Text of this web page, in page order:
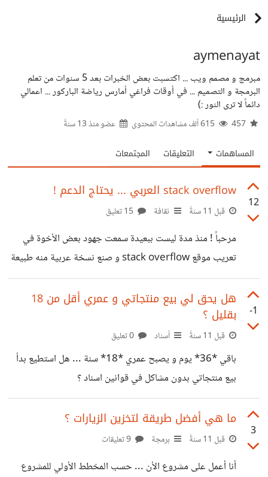
الرئيسية
aymenayat
مبرمج و مصمم ويب ... اكتسبت بعض الخبرات بعد 5 سنوات من تعلم
البرمجة و التصميم ... في أوقات فراغي أمارس رياضة الباركور ... اعمالي
دائماً لا ترى النور :)
عضو منذ13 سنةً
المساهمات التعليقات المجتمعات
12
stack overflow العربي ... يحتاج الدعم !
قبل 11 سنةً ثقافة
مرحباً ! منذ مدة ليست ببعيدة سمعت جهود بعض الأخوة في
تعريب موقع stack overflow و صنع نسخة عربية منه طبيعة
و لكن سمعت أن سلبياتها أكثر من ايجابياتها . كنت معارضاً على
فكرة الترجمة و لم أريد أن أكون سلبي فقررت بداية طريقي نحو
بناء مشروع مشابه عربي ... و بعد عمل شبه متواصل قمت
المشروع . لكن أيقنت منذ أيام قليلا انني لا استطيع جعل
المشروع يرى
-1
هل يحق لي بيع منتجاتي و عمري أقل من 18
بقليل ؟
قبل 11 سنةً أسناد
باقي *36* يوم و يصبح عمري *18* سنة ... هل استطيع بدأ
بيع منتجاتي بدون مشاكل في قوانين اسناد ؟
3
ما هي أفضل طريقة لتخزين الزيارات ؟
قبل 11 سنةً برمجة
أنا أعمل على مشروع الأن ... حسب المخطط الأولي للمشروع